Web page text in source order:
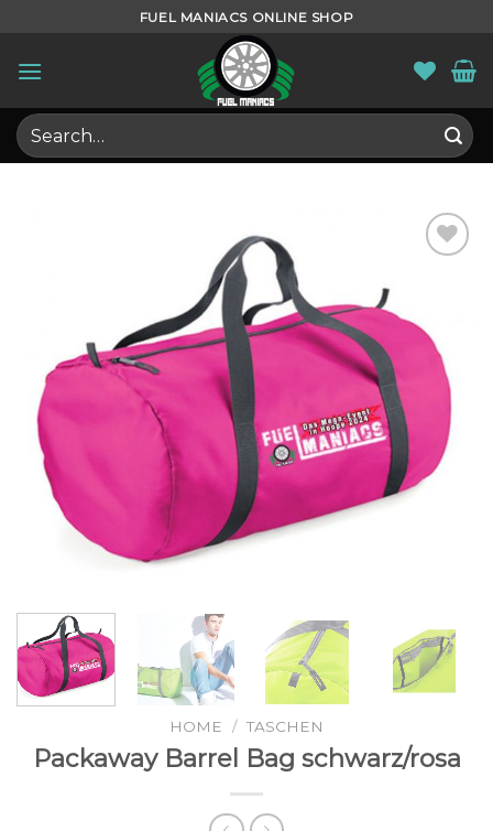
content
FUEL MANIACS ONLINE SHOP
Search
for:
HOME / TASCHEN
Packaway Barrel Bag schwarz/rosa